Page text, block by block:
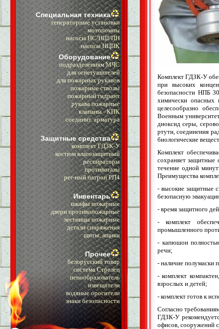
Специальная техника
генераторные установки
мотопомпы
насосы НС/НШ/ПН
насосы НЦПК
Оборудование
подразделениям МЧС
для огнетушителей
для пожарных рукавов
пожарные стволы
пожарный гидрант
рукава пожарные
клапаны - КПК
cоединит. арматура
Защитные средства
комплект ГДЗК-У
костюм влагозащитный
респираторы
противогазы
рег-ный патрон РП4
Инвентарь
шкафы пожарные
двери противопожарные
лестницы пожарные
детали снаряжения
щиты, ящики
Прочее
белорусский товар
система Стрелец
пенообразователь
извещатели
водяные оросители
знаки безопасности
Комплект ГДЗК-У
при высоких
безопасности НПБ
химически опасных
целесообразно
Военным
диоксид серы,
ртути, соединения
биологические
Комплект
сохраняет защитные
течение одной
Преимущества
- высокие защитные
безопасную
- время защитного
- комплект
промышленного
- капюшон
речи;
- наличие полумаски
- комплект
взрослых и детей;
- комплект готов к
Согласно
ГДЗК-У
офисов, сооружений